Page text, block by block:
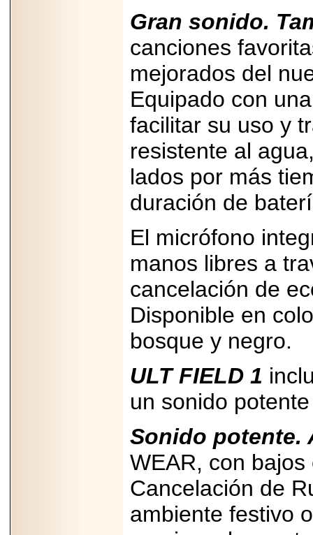
Gran sonido.
canciones
mejorados del
Equipado con
facilitar su uso y
resistente al
lados por más
duración de
El micrófono
manos libres a
cancelación de
Disponible en
bosque y negro.
ULT FIELD 1
un sonido
Sonido potente.
WEAR, con
Cancelación de
ambiente festivo